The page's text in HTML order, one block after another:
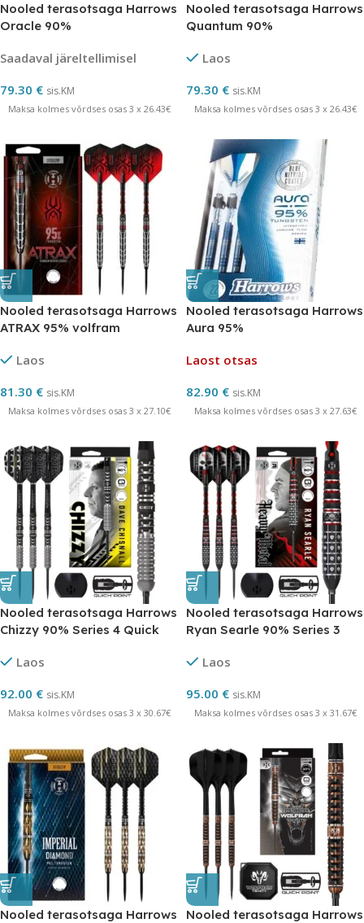
Nooled terasotsaga Harrows
Oracle 90%
Saadaval järeltellimisel
79.30 € sis.KM
Maksa kolmes võrdses osas 3 x 26.43€
Nooled terasotsaga Harrows
Quantum 90%
Laos
79.30 € sis.KM
Maksa kolmes võrdses osas 3 x 26.43€
Nooled terasotsaga Harrows
ATRAX 95% volfram
Laos
81.30 € sis.KM
Maksa kolmes võrdses osas 3 x 27.10€
Nooled terasotsaga Harrows
Aura 95%
Laost otsas
82.90 € sis.KM
Maksa kolmes võrdses osas 3 x 27.63€
Nooled terasotsaga Harrows
Chizzy 90% Series 4 Quick
Laos
92.00 € sis.KM
Maksa kolmes võrdses osas 3 x 30.67€
Nooled terasotsaga Harrows
Ryan Searle 90% Series 3
Laos
95.00 € sis.KM
Maksa kolmes võrdses osas 3 x 31.67€
Nooled terasotsaga Harrows
Nooled terasotsaga Harrows